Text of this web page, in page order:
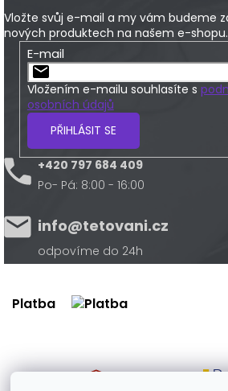
Vložte svůj e-mail a my vám budeme
nových produktech na našem e-shopu.
E-mail
Vložením e-mailu souhlasíte s
osobních údajů
PŘIHLÁSIT SE
+420 797 684 409
Po- Pá: 8:00 - 16:00
info@tetovani.cz
odpovíme do 24h
Platba
Doprava